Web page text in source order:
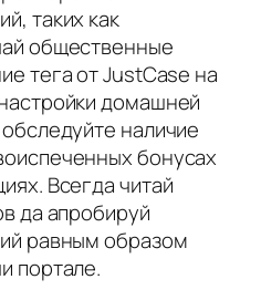
таких как
общественные
тега от JustCase на
домашней
наличие
бонусах
Всегда читай
да апробируй
равным образом
портале.